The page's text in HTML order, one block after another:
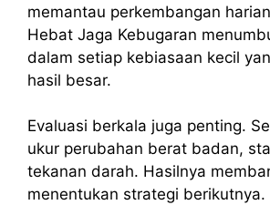
memantau perkembangan
Hebat Jaga Kebugaran
dalam setiap kebiasaan kecil
hasil besar.
Evaluasi berkala juga penting.
ukur perubahan berat badan,
tekanan darah. Hasilnya
menentukan strategi berikutnya.